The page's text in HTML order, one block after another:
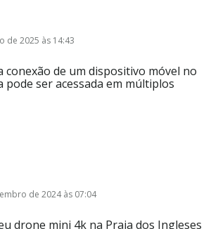
de 2025 às 14:43
conexão de um dispositivo móvel no
pode ser acessada em múltiplos
de 2024 às 07:04
drone mini 4k na Praia dos Ingleses